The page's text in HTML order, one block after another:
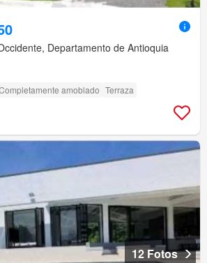
Departamento de Antioquia
amoblado Terraza
12 Fotos